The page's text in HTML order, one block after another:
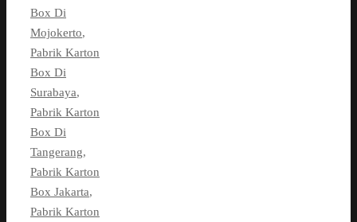
Box Di
Mojokerto,
Pabrik Karton
Box Di
Surabaya,
Pabrik Karton
Box Di
Tangerang,
Pabrik Karton
Box Jakarta,
Pabrik Karton